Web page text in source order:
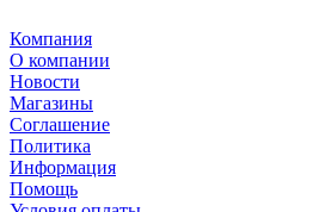
Компания
О компании
Новости
Магазины
Соглашение
Политика
Информация
Помощь